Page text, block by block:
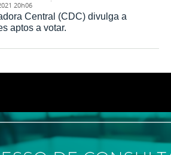
20h06
Central (CDC) divulga a
aptos a votar.